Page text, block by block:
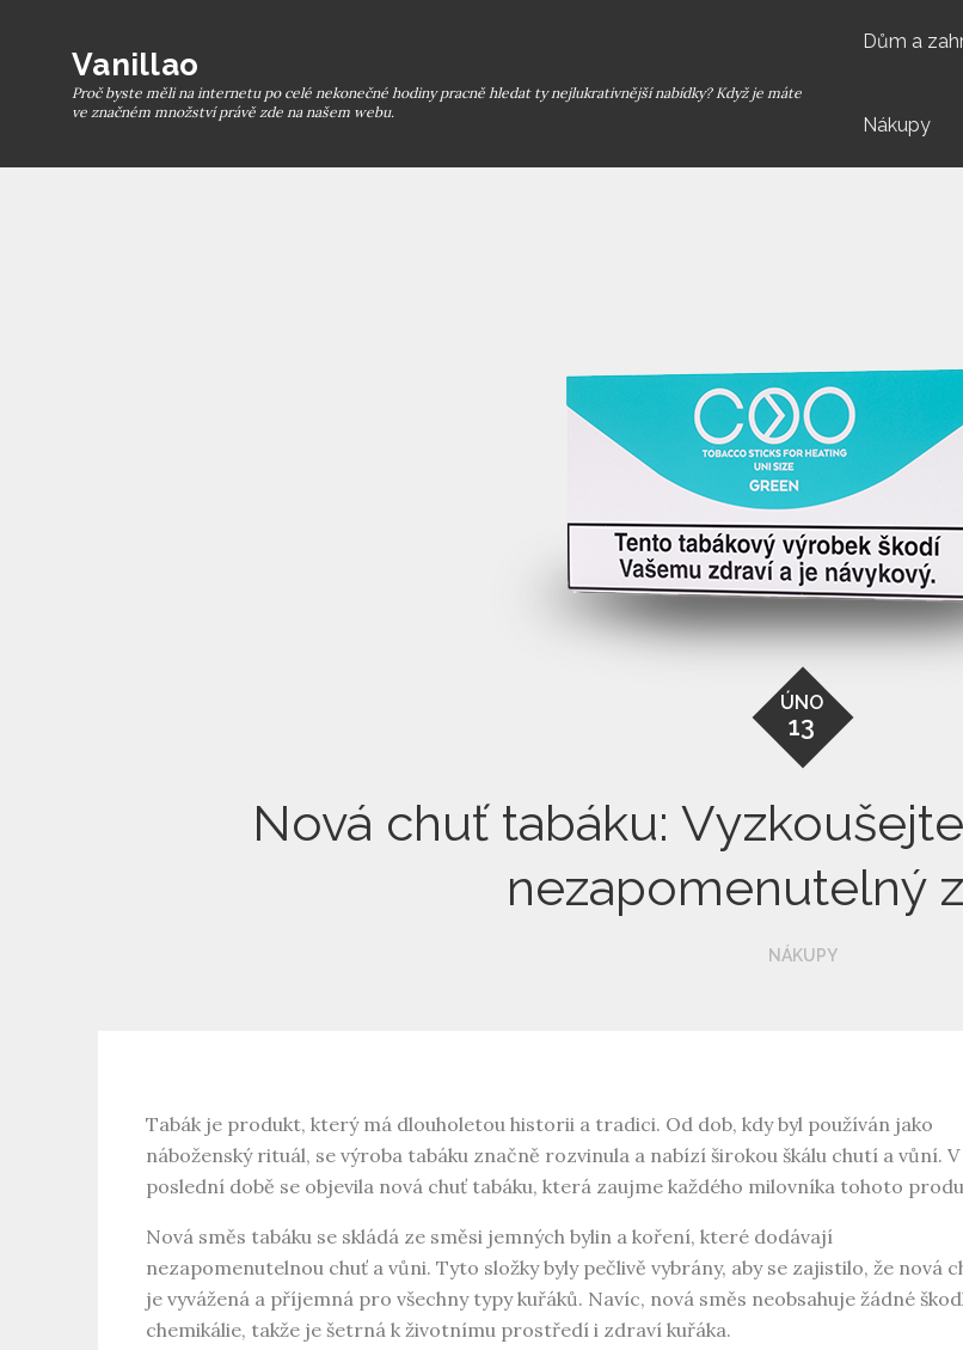
Vanillao
Proč byste měli na internetu po celé nekonečné hodiny pracně hledat ty nejlukrativnější nabídky? Když je máte
ve značném množství právě zde na našem webu.
Dům a
Nákupy
ÚNO
13
Nová chuť tabáku:
nezapomenutelný
NÁKUPY
Tabák je produkt, který má dlouholetou historii a tradici. Od dob, kdy byl používán jako
náboženský rituál, se výroba tabáku značně rozvinula a nabízí širokou škálu chutí a vůní. V
poslední době se objevila nová chuť tabáku, která zaujme každého milovníka tohoto
Nová směs tabáku se skládá ze směsi jemných bylin a koření, které dodávají
nezapomenutelnou chuť a vůni. Tyto složky byly pečlivě vybrány, aby se zajistilo, že nová
je vyvážená a příjemná pro všechny typy kuřáků. Navíc, nová směs neobsahuje žádné
chemikálie, takže je šetrná k životnímu prostředí i zdraví kuřáka.